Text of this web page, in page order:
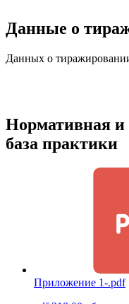
Данные о
Данных о
Нормативная и
база практики
Приложение 1-.pdf